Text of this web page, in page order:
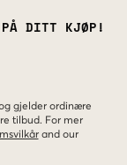
PÅ DITT KJØP!
gjelder ordinære
tilbud. For mer
and our